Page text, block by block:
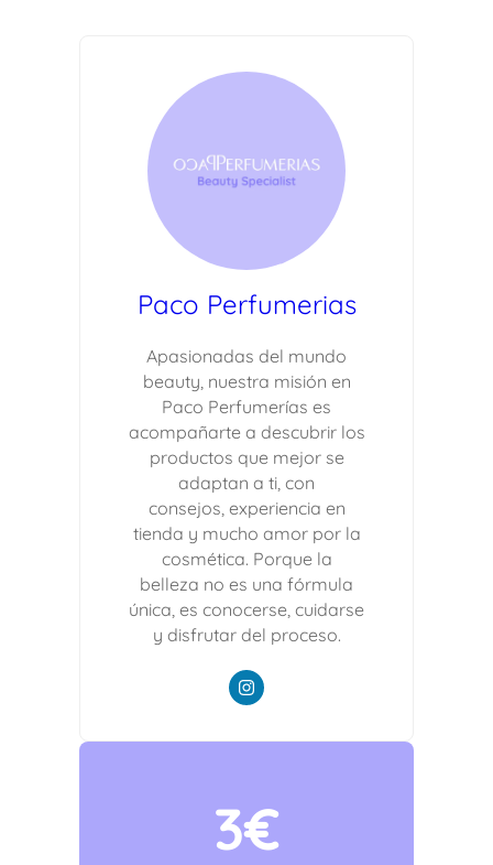
Paco Perfumerias
Apasionadas del mundo
beauty, nuestra misión en
Paco Perfumerías es
acompañarte a descubrir los
productos que mejor se
adaptan a ti, con
consejos, experiencia en
tienda y mucho amor por la
cosmética. Porque la
belleza no es una fórmula
única, es conocerse, cuidarse
y disfrutar del proceso.
3€